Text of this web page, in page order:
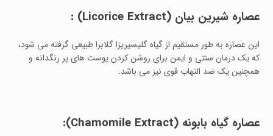
عصاره شیرین بیان (Licorice Extract) :
این عصاره به طور مستقیم از گیاه گلیسیریزا گلابرا طبیعی گرفته می شود،
که یک درمان سنتی و ایمن برای روشن کردن پوست های پر رنگدانه و
همچنین یک ضد التهاب قوی نیز می باشد.
عصاره گیاه بابونه (Chamomile Extract):